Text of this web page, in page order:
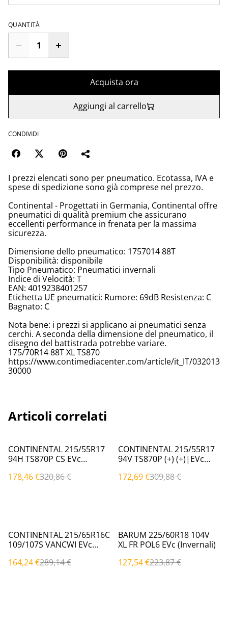
QUANTITÀ
Acquista ora
Aggiungi al carrello
CONDIVIDI
I prezzi elencati sono per pneumatico. Ecotassa, IVA e
spese di spedizione sono già comprese nel prezzo.
Continental - Progettati in Germania, Continental offre
pneumatici di qualità premium che assicurano
eccellenti performance in frenata per la massima
sicurezza.
Dimensione dello pneumatico: 1757014 88T
Disponibilità: disponibile
Tipo Pneumatico: Pneumatici invernali
Indice di Velocità: T
EAN: 4019238401257
Etichetta UE pneumatici: Rumore: 69dB Resistenza: C
Bagnato: C
Nota bene: i prezzi si applicano ai pneumatici senza
cerchi. A seconda della dimensione del pneumatico, il
disegno del battistrada potrebbe variare.
175/70R14 88T XL TS870
https://www.contimediacenter.com/article/it_IT/032013
30000
Articoli correlati
%
CONTINENTAL 215/55R17
94H TS870P CS EVc
178,46 €320,86 €
%
CONTINENTAL 215/55R17
94V TS870P (+) (+)|EVc
172,69 €309,88 €
%
CONTINENTAL 215/65R16C
109/107S VANCWI EVc
164,24 €289,14 €
%
BARUM 225/60R18 104V
XL FR POL6 EVc (Invernali)
127,54 €223,87 €